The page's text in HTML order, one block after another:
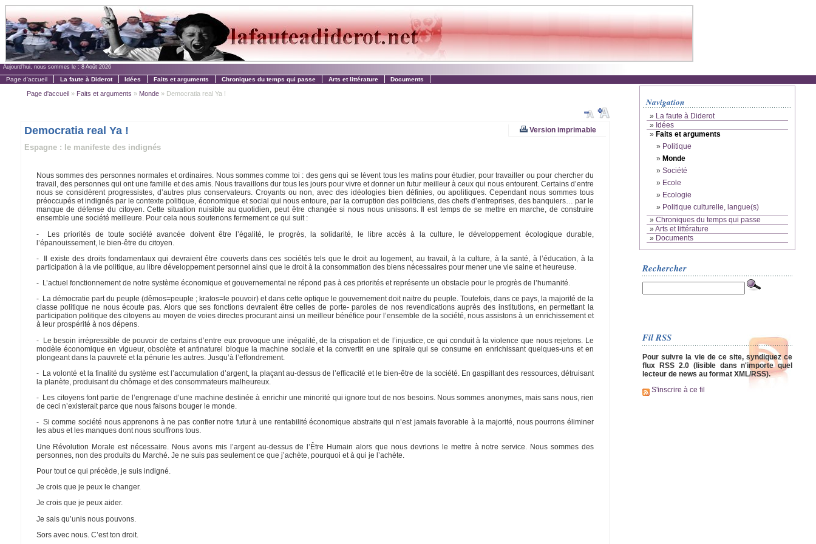
Aujourd'hui, nous sommes le : 8 Août 2026
Page d'accueil La faute à Diderot Idées Faits et arguments Chroniques du temps qui passe Arts et littérature Documents
Page d'accueil» Faits et arguments » Monde» Democratia real Ya !
Version imprimable
Democratia real Ya !
Espagne : le manifeste des indignés
Nous sommes des personnes normales et ordinaires. Nous sommes comme toi : des gens qui se lèvent tous les matins pour étudier, pour travailler ou pour chercher du
travail, des personnes qui ont une famille et des amis. Nous travaillons dur tous les jours pour vivre et donner un futur meilleur à ceux qui nous entourent. Certains d’entre
nous se considèrent progressistes, d’autres plus conservateurs. Croyants ou non, avec des idéologies bien définies, ou apolitiques. Cependant nous sommes tous
préoccupés et indignés par le contexte politique, économique et social qui nous entoure, par la corruption des politiciens, des chefs d’entreprises, des banquiers… par le
manque de défense du citoyen. Cette situation nuisible au quotidien, peut être changée si nous nous unissons. Il est temps de se mettre en marche, de construire
ensemble une société meilleure. Pour cela nous soutenons fermement ce qui suit :
- Les priorités de toute société avancée doivent être l’égalité, le progrès, la solidarité, le libre accès à la culture, le développement écologique durable,
l’épanouissement, le bien-être du citoyen.
- Il existe des droits fondamentaux qui devraient être couverts dans ces sociétés tels que le droit au logement, au travail, à la culture, à la santé, à l’éducation, à la
participation à la vie politique, au libre développement personnel ainsi que le droit à la consommation des biens nécessaires pour mener une vie saine et heureuse.
- L’actuel fonctionnement de notre système économique et gouvernemental ne répond pas à ces priorités et représente un obstacle pour le progrès de l’humanité.
- La démocratie part du peuple (dêmos=peuple ; kratos=le pouvoir) et dans cette optique le gouvernement doit naitre du peuple. Toutefois, dans ce pays, la majorité de la
classe politique ne nous écoute pas. Alors que ses fonctions devraient être celles de porte- paroles de nos revendications auprès des institutions, en permettant la
participation politique des citoyens au moyen de voies directes procurant ainsi un meilleur bénéfice pour l’ensemble de la société, nous assistons à un enrichissement et
à leur prospérité à nos dépens.
- Le besoin irrépressible de pouvoir de certains d’entre eux provoque une inégalité, de la crispation et de l’injustice, ce qui conduit à la violence que nous rejetons. Le
modèle économique en vigueur, obsolète et antinaturel bloque la machine sociale et la convertit en une spirale qui se consume en enrichissant quelques-uns et en
plongeant dans la pauvreté et la pénurie les autres. Jusqu’à l’effondrement.
- La volonté et la finalité du système est l’accumulation d’argent, la plaçant au-dessus de l’efficacité et le bien-être de la société. En gaspillant des ressources, détruisant
la planète, produisant du chômage et des consommateurs malheureux.
- Les citoyens font partie de l’engrenage d’une machine destinée à enrichir une minorité qui ignore tout de nos besoins. Nous sommes anonymes, mais sans nous, rien
de ceci n’existerait parce que nous faisons bouger le monde.
- Si comme société nous apprenons à ne pas confier notre futur à une rentabilité économique abstraite qui n’est jamais favorable à la majorité, nous pourrons éliminer
les abus et les manques dont nous souffrons tous.
Une Révolution Morale est nécessaire. Nous avons mis l’argent au-dessus de l’Être Humain alors que nous devrions le mettre à notre service. Nous sommes des
personnes, non des produits du Marché. Je ne suis pas seulement ce que j’achète, pourquoi et à qui je l’achète.
Pour tout ce qui précède, je suis indigné.
Je crois que je peux le changer.
Je crois que je peux aider.
Je sais qu’unis nous pouvons.
Sors avec nous. C’est ton droit.
Navigation
» La faute à Diderot
» Idées
» Faits et arguments
» Politique
» Monde
» Société
» Ecole
» Ecologie
» Politique culturelle, langue(s)
» Chroniques du temps qui passe
»Arts et littérature
» Documents
Rechercher
Fil RSS
Pour suivre la vie de ce site, syndiquez ce
flux RSS 2.0 (lisible dans n'importe quel
lecteur de news au format XML/RSS).
S'inscrire à ce fil